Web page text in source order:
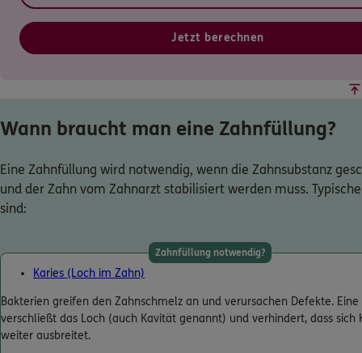
Jetzt berechnen
Wann braucht man eine Zahnfüllung?
Eine Zahnfüllung wird notwendig, wenn die Zahnsubstanz
und der Zahn vom Zahnarzt stabilisiert werden muss.
sind:
Zahnfüllung notwendig?
Karies (Loch im Zahn)
Bakterien greifen den Zahnschmelz an und verursachen Defekte.
verschließt das Loch (auch Kavität genannt) und verhindert, dass sich
weiter ausbreitet.